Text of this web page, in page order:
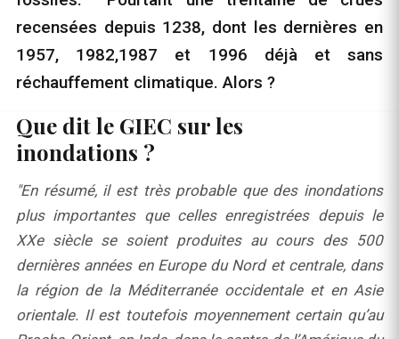
recensées depuis 1238, dont les dernières en
1957, 1982,1987 et 1996 déjà et sans
réchauffement climatique. Alors ?
Que dit le GIEC sur les
inondations ?
"En résumé, il est très probable que des inondations
plus importantes que celles enregistrées depuis le
XXe siècle se soient produites au cours des 500
dernières années en Europe du Nord et centrale, dans
la région de la Méditerranée occidentale et en Asie
orientale. Il est toutefois moyennement certain qu’au